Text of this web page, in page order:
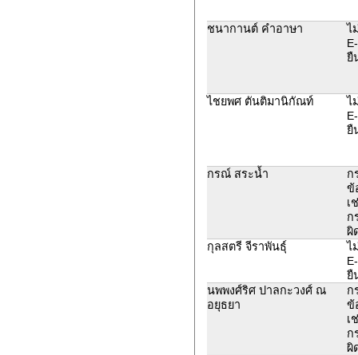
ชนากานต์ คำอาษา
ไ
ยื
ไชยพศ ตันติมานิกัณท์
ไ
ยื
กรณ์ สระน้ำ
ก
ข้
เ
ก
ผิ
กุลสตรี จีราพันธุ์
ไ
ยื
นพพงศ์ริศ ปาลกะวงศ์ ณ
อยุธยา
ก
ข้
เ
ก
ผิ